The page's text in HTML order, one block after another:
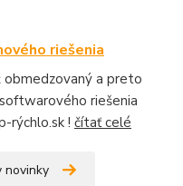
riešenia
obmedzovaný a preto
riešenia
rýchlo.sk ! čítať celé
novinky